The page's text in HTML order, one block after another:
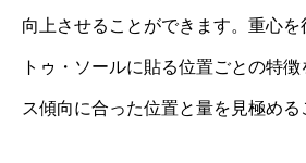
向上させることができます。重心を
トゥ・ソールに貼る位置ごとの特徴
ス傾向に合った位置と量を見極める